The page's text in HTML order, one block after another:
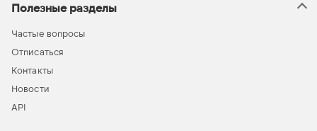
Полезные разделы
Частые вопросы
Отписаться
Контакты
Новости
API